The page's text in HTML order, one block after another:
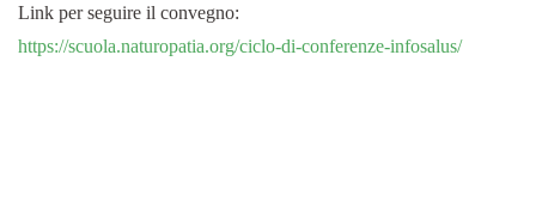
Link per seguire il convegno:
https://scuola.naturopatia.org/ciclo-di-conferenze-infosalus/